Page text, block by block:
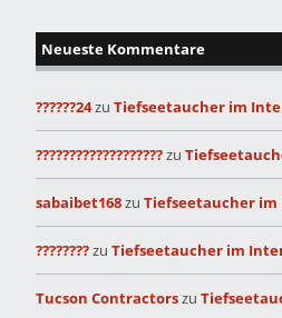
Neueste Kommentare
??????24zu Tiefseetaucher im
???????????????????zu
sabaibet168zu Tiefseetaucher
????????zu Tiefseetaucher im
Tucson Contractorszu